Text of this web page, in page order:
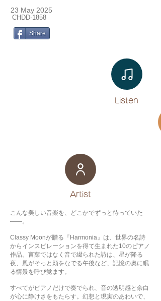
23 May 2025
CHDD-1858
Share
Listen​
​Artist
こんな美しい音楽を、どこかでずっと待っていた
——。
Classy Moonが贈る『Harmonia』は、世界の名詩
からインスピレーションを得て生まれた10のピアノ
作品。言葉ではなく音で綴られた詩は、星が降る
夜、風がそっと頬をなでる午後など、記憶の奥に眠
る情景を呼び覚ます。
すべてがピアノだけで奏でられ、音の透明感と余白
が心に静けさをもたらす。幻想と現実のあわいで、